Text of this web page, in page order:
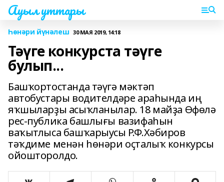
Ауыл уттары
Һөнәри йүнәлеш 30 МАЯ 2019, 14:18
Тәүге конкурста тәүге
булып...
Башҡортостанда тәүгә мәктәп
автобустары водителдәре араһында иң
яҡшыларҙы асыҡланылар. 18 майҙа Өфөлә
рес-публика башлығы вазифаһын
ваҡытлыса башҡарыусы Р.Ф.Хәбиров
тәҡдиме менән һөнәри оҫталыҡ конкурсы
ойошторолдо.